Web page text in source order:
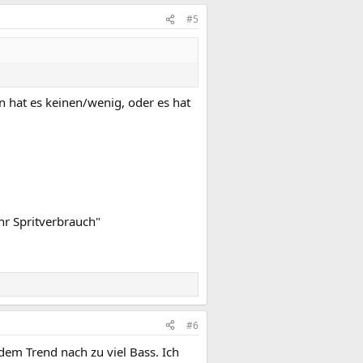
#5
hat es keinen/wenig, oder es hat
Spritverbrauch"
#6
Trend nach zu viel Bass. Ich